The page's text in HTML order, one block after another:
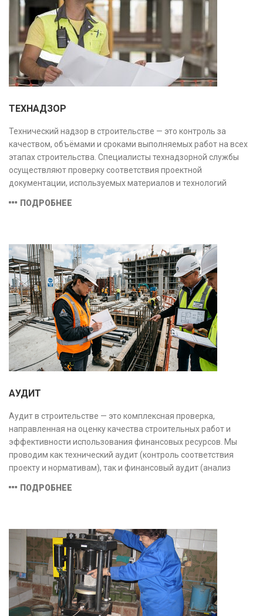
ТЕХНАДЗОР
Технический надзор в строительстве — это контроль за
качеством, объёмами и сроками выполняемых работ на всех
этапах строительства. Специалисты технадзорной службы
осуществляют проверку соответствия проектной
документации, используемых материалов и технологий
безопасность и надёжность объекта.
ПОДРОБНЕЕ
АУДИТ
Аудит в строительстве — это комплексная проверка,
направленная на оценку качества строительных работ и
эффективности использования финансовых ресурсов. Мы
проводим как технический аудит (контроль соответствия
проекту и нормативам), так и финансовый аудит (анализ
безопасность и экономическую обоснованность проекта.
ПОДРОБНЕЕ